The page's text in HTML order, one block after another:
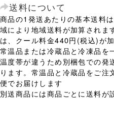
送料について
商品の1発送あたりの基本送料
域により地域送料が加算されま
は、クール料金440円(税込)が
常温品または冷蔵品と冷凍品を
温度帯が違うため別梱包での発
ります。常温品と冷蔵品をご
便でお届けします
別送商品には商品ごとに送料が